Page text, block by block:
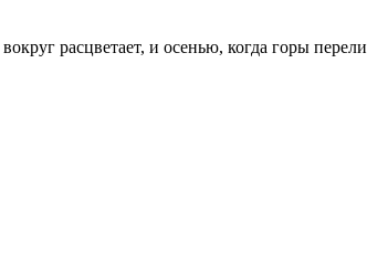
расцветает, и осенью, когда горы